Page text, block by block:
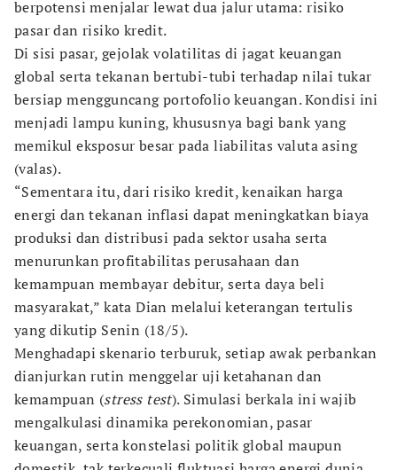
berpotensi menjalar lewat dua jalur utama: risiko
pasar dan risiko kredit.
Di sisi pasar, gejolak volatilitas di jagat keuangan
global serta tekanan bertubi-tubi terhadap nilai tukar
bersiap mengguncang portofolio keuangan. Kondisi ini
menjadi lampu kuning, khususnya bagi bank yang
memikul eksposur besar pada liabilitas valuta asing
(valas).
“Sementara itu, dari risiko kredit, kenaikan harga
energi dan tekanan inflasi dapat meningkatkan biaya
produksi dan distribusi pada sektor usaha serta
menurunkan profitabilitas perusahaan dan
kemampuan membayar debitur, serta daya beli
masyarakat,” kata Dian melalui keterangan tertulis
yang dikutip Senin (18/5).
Menghadapi skenario terburuk, setiap awak perbankan
dianjurkan rutin menggelar uji ketahanan dan
kemampuan (stress test). Simulasi berkala ini wajib
mengalkulasi dinamika perekonomian, pasar
keuangan, serta konstelasi politik global maupun